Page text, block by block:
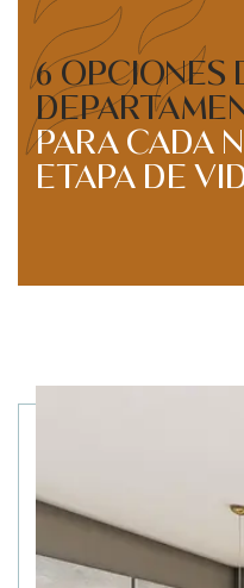
6 OPCIONES
PARA CADA
ETAPA DE